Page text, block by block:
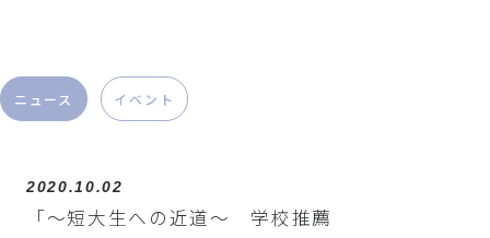
ニュース イベント
2020.10.02
「～短大生への近道～ 学校推薦